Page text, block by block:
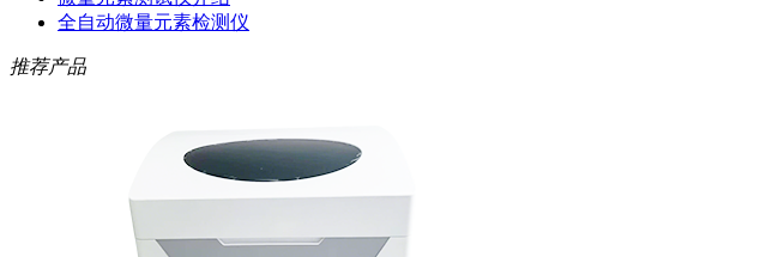
全自动微量元素检测仪
推荐产品